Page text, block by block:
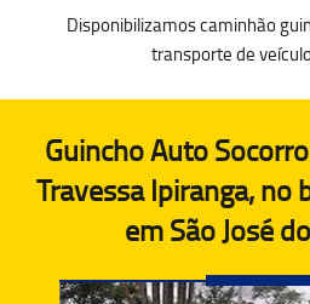
Disponibilizamos caminhão
transporte de
Guincho Auto
Travessa Ipiranga, no
em São José